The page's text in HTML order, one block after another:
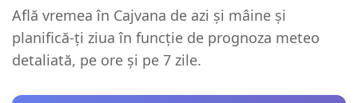
Află vremea în Cajvana de azi și mâine și
planifică-ți ziua în funcție de prognoza meteo
detaliată, pe ore și pe 7 zile.